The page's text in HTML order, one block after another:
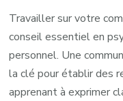
Travailler sur votre
conseil essentiel en
personnel. Une
la clé pour établir des
apprenant à exprimer